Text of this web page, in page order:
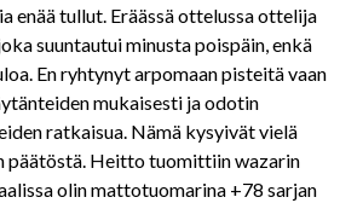
enää tullut. Eräässä ottelussa ottelija
suuntautui minusta poispäin, enkä
En ryhtynyt arpomaan pisteitä vaan
mukaisesti ja odotin
ratkaisua. Nämä kysyivät vielä
päätöstä. Heitto tuomittiin wazarin
olin mattotuomarina +78 sarjan